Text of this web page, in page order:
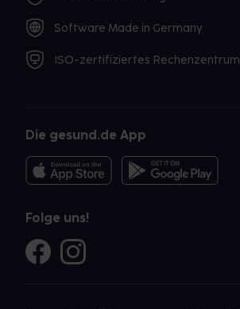
Software Made in Germany
ISO-zertifiziertes Rechenzentrum
Die gesund.de App
Folge uns!